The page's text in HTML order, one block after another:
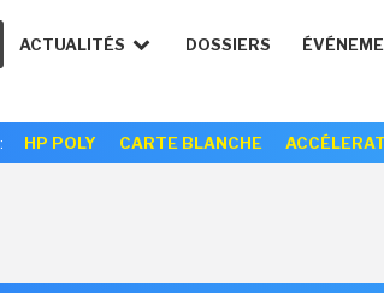
ACTUALITÉS DOSSIERS
HP POLY CARTE BLANCHE